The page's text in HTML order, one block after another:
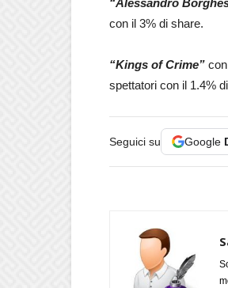
“Alessandro
con il 3% di share.
“Kings of Crime”
spettatori con il 1.4%
Seguici su Google